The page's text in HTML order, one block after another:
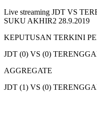
Live streaming JDT VS
SUKU AKHIR2 28.9.2019
KEPUTUSAN TERKINI
JDT (0) VS (0)
AGGREGATE
JDT (1) VS (0)